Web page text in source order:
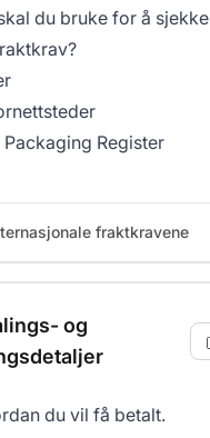
du bruke for å sjekke
Register
fraktkravene
og
du vil få betalt.